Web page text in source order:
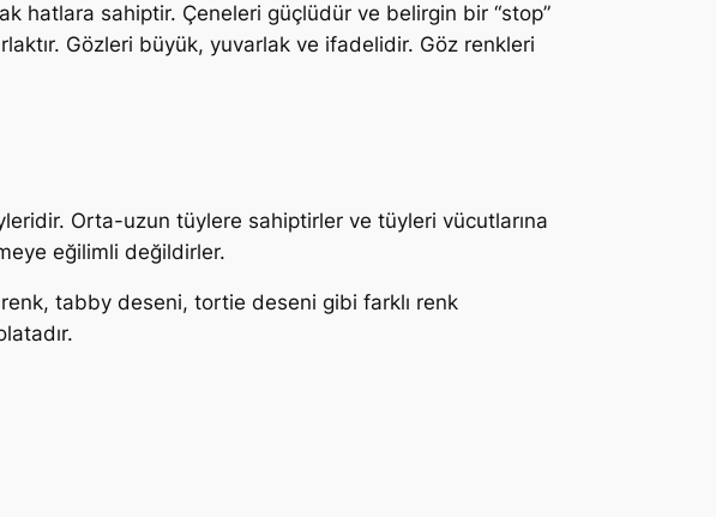
hatlara sahiptir. Çeneleri güçlüdür ve belirgin bir “stop”
Gözleri büyük, yuvarlak ve ifadelidir. Göz renkleri
Orta-uzun tüylere sahiptirler ve tüyleri vücutlarına
eğilimli değildirler.
tabby deseni, tortie deseni gibi farklı renk